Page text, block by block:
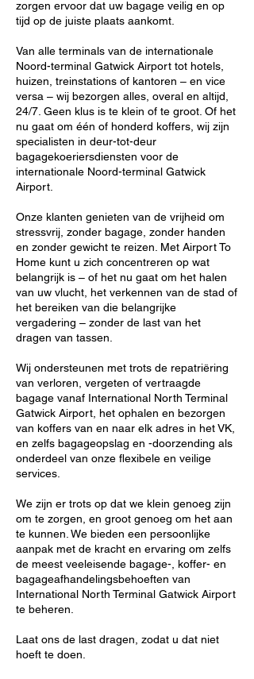
zorgen ervoor dat uw bagage veilig en op
tijd op de juiste plaats aankomt.
Van alle terminals van de internationale
Noord-terminal Gatwick Airport tot hotels,
huizen, treinstations of kantoren – en vice
versa – wij bezorgen alles, overal en altijd,
24/7. Geen klus is te klein of te groot. Of het
nu gaat om één of honderd koffers, wij zijn
specialisten in deur-tot-deur
bagagekoeriersdiensten voor de
internationale Noord-terminal Gatwick
Airport.
Onze klanten genieten van de vrijheid om
stressvrij, zonder bagage, zonder handen
en zonder gewicht te reizen. Met Airport To
Home kunt u zich concentreren op wat
belangrijk is – of het nu gaat om het halen
van uw vlucht, het verkennen van de stad of
het bereiken van die belangrijke
vergadering – zonder de last van het
dragen van tassen.
Wij ondersteunen met trots de repatriëring
van verloren, vergeten of vertraagde
bagage vanaf International North Terminal
Gatwick Airport, het ophalen en bezorgen
van koffers van en naar elk adres in het VK,
en zelfs bagageopslag en -doorzending als
onderdeel van onze flexibele en veilige
services.
We zijn er trots op dat we klein genoeg zijn
om te zorgen, en groot genoeg om het aan
te kunnen. We bieden een persoonlijke
aanpak met de kracht en ervaring om zelfs
de meest veeleisende bagage-, koffer- en
bagageafhandelingsbehoeften van
International North Terminal Gatwick Airport
te beheren.
Laat ons de last dragen, zodat u dat niet
hoeft te doen.